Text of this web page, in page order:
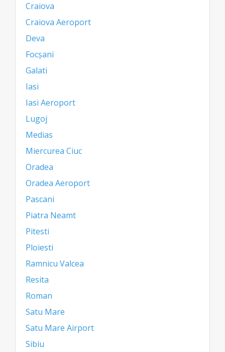
Craiova
Craiova Aeroport
Deva
Focșani
Galati
Iasi
Iasi Aeroport
Lugoj
Medias
Miercurea Ciuc
Oradea
Oradea Aeroport
Pascani
Piatra Neamt
Pitesti
Ploiesti
Ramnicu Valcea
Resita
Roman
Satu Mare
Satu Mare Airport
Sibiu